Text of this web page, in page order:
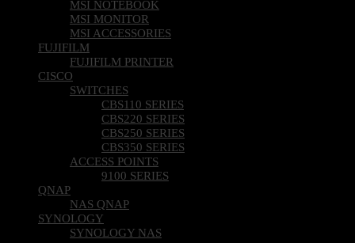
MSI NOTEBOOK
MSI MONITOR
MSI ACCESSORIES
FUJIFILM
FUJIFILM PRINTER
CISCO
SWITCHES
CBS110 SERIES
CBS220 SERIES
CBS250 SERIES
CBS350 SERIES
ACCESS POINTS
9100 SERIES
QNAP
NAS QNAP
SYNOLOGY
SYNOLOGY NAS